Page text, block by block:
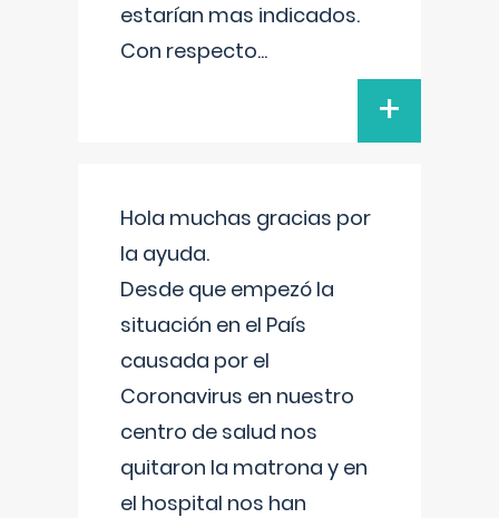
estarían mas indicados.
Con respecto...
+
Hola muchas gracias por
la ayuda.
Desde que empezó la
situación en el País
causada por el
Coronavirus en nuestro
centro de salud nos
quitaron la matrona y en
el hospital nos han